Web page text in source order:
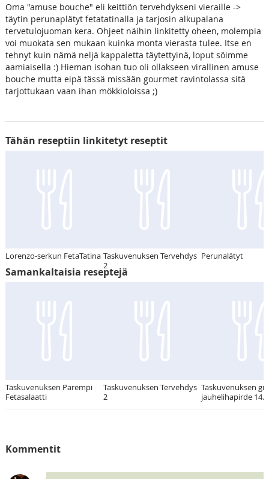
Oma "amuse bouche" eli keittiön tervehdykseni vieraille ->
täytin perunaplätyt fetatatinalla ja tarjosin alkupalana
tervetulojuoman kera. Ohjeet näihin linkitetty oheen, molempia
voi muokata sen mukaan kuinka monta vierasta tulee. Itse en
tehnyt kuin nämä neljä kappaletta täytettyinä, loput söimme
aamiaisella :) Hieman isohan tuo oli ollakseen virallinen amuse
bouche mutta eipä tässä missään gourmet ravintolassa sitä
tarjottukaan vaan ihan mökkioloissa ;)
Tähän reseptiin linkitetyt reseptit
Lorenzo-serkun FetaTatina Taskuvenuksen Tervehdys
2
Perunalätyt
Samankaltaisia reseptejä
Taskuvenuksen Parempi
Fetasalaatti
Taskuvenuksen Tervehdys
2
Taskuvenuksen
jauhelihapirde
Kommentit